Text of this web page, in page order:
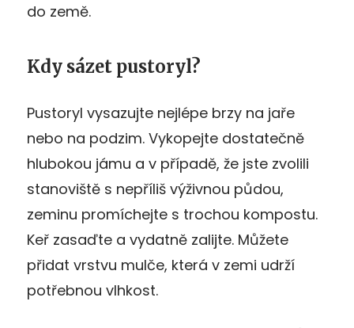
do země.
Kdy sázet pustoryl?
Pustoryl vysazujte nejlépe brzy na jaře
nebo na podzim. Vykopejte dostatečně
hlubokou jámu a v případě, že jste zvolili
stanoviště s nepříliš výživnou půdou,
zeminu promíchejte s trochou kompostu.
Keř zasaďte a vydatně zalijte. Můžete
přidat vrstvu mulče, která v zemi udrží
potřebnou vlhkost.